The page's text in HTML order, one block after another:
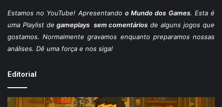
Estamosno YouTube! Apresentando o Mundo dos Games. Esta é
uma Playlist de gameplays sem comentários de alguns jogos que
gostamos. Normalmente gravamos enquanto preparamos nossas
análises. Dê uma força e nos siga!
Editorial